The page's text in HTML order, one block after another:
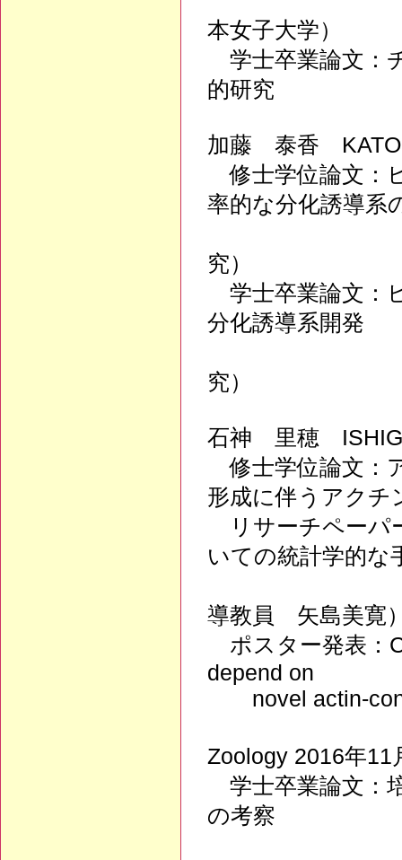
本女子大学）
学士卒業論文：
的研究
加藤 泰香 KATO,
修士学位論文：
率的な分化誘導系
究）
学士卒業論文：
分化誘導系開発
究）
石神 里穂
修士学位論文：
形成に伴うアクチ
リサーチペーパ
いての統計学的な
導教員 矢島美
ポスター発表：
depend on
novel actin-
Zoology 2016年11
学士卒業論文：
の考察